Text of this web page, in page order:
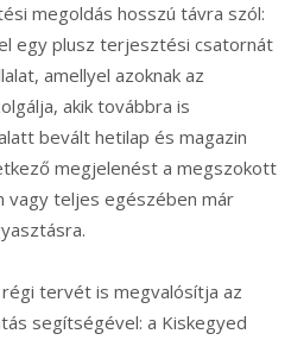
megoldás hosszú távra szól:
egy plusz terjesztési csatornát
amellyel azoknak az
akik továbbra is
bevált hetilap és magazin
megjelenést a megszokott
vagy teljes egészében már
tervét is megvalósítja az
segítségével: a Kiskegyed